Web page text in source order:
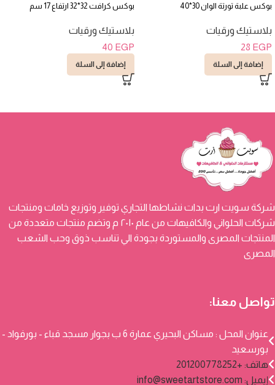
بوكس علبة تورتة الوان 30*40
بلاستيك ورقيات
28 EGP
إضافة إلى السلة
بوكس كرافت 32*32 ارتفاع 17 سم
بلاستيك ورقيات
40 EGP
إضافة إلى السلة
شركة سويت ارت بدات نشاطها التجاري توفير وتوزيع خامات ومنتجات
شركات الحلواني والكافيهات من عام ٢٠١٠ م وتضم منتجات متعددة من
المنتجات المصرى والمستوردة بجودة الي تناسب ذوق وحب الشعب
المصرى
تواصل معنا:
عنوان المحل : مساكن البحيري عمارة 6 ب بجوار مسجد قباء - بورفواد -
بورسعيد
هاتف: +201200778252
إيميل: info@sweetartstore.com